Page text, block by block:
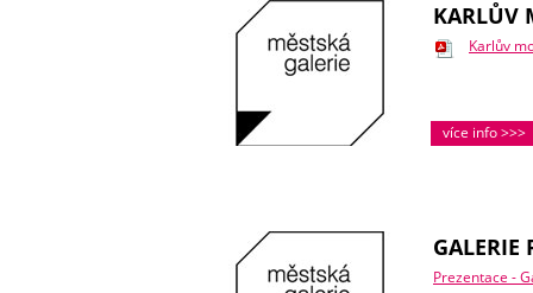
KARLŮV
Karlův
více info >>>
GALERIE
Prezentace -